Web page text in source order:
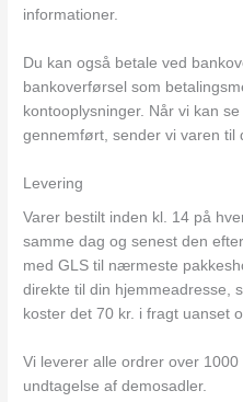
informationer.
Du kan også betale ved
bankoverførsel som
kontooplysninger. Når vi kan
gennemført, sender vi varen til
Levering
Varer bestilt inden kl. 14 på
samme dag og senest den
med GLS til nærmeste
direkte til din hjemmeadresse,
koster det 70 kr. i fragt uanset
Vi leverer alle ordrer over
undtagelse af demosadler.